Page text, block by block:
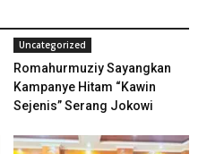
Uncategorized
Romahurmuziy Sayangkan
Kampanye Hitam “Kawin
Sejenis” Serang Jokowi